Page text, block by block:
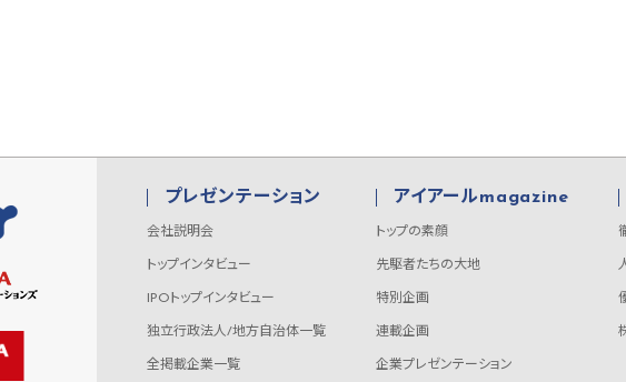
プレゼンテーション
会社説明会
トップインタビュー
IPOトップインタビュー
独立行政法人/地方自治体一覧
全掲載企業一覧
アイアールmagazine
トップの素顔
先駆者たちの大地
特別企画
連載企画
企業プレゼンテーション